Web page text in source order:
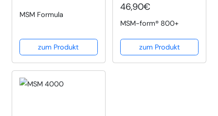
MSM Formula
zum Produkt
46,90€
MSM-form® 800+
zum Produkt